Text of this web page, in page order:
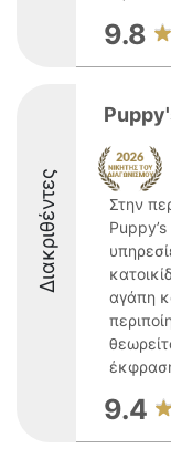
9.8
Διακριθέντες
Στην
αγάπη
9.4